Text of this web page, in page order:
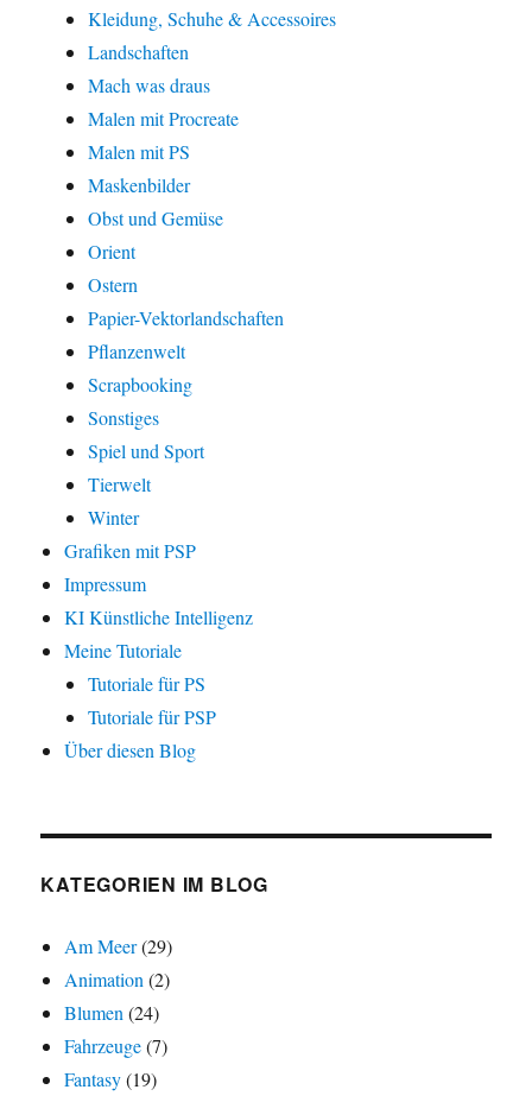
Kleidung, Schuhe & Accessoires
Landschaften
Mach was draus
Malen mit Procreate
Malen mit PS
Maskenbilder
Obst und Gemüse
Orient
Ostern
Papier-Vektorlandschaften
Pflanzenwelt
Scrapbooking
Sonstiges
Spiel und Sport
Tierwelt
Winter
Grafiken mit PSP
Impressum
KI Künstliche Intelligenz
Meine Tutoriale
Tutoriale für PS
Tutoriale für PSP
Über diesen Blog
KATEGORIEN IM BLOG
Am Meer(29)
Animation(2)
Blumen(24)
Fahrzeuge(7)
Fantasy(19)